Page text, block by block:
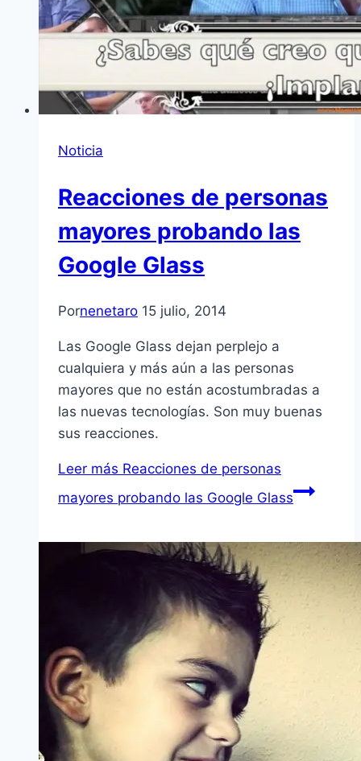
Noticia
Reacciones de personas
mayores probando las
Google Glass
Pornenetaro 15 julio, 2014
Las Google Glass dejan perplejo a
cualquiera y más aún a las personas
mayores que no están acostumbradas a
las nuevas tecnologías. Son muy buenas
sus reacciones.
Leer más Reacciones de personas
mayores probando las Google Glass